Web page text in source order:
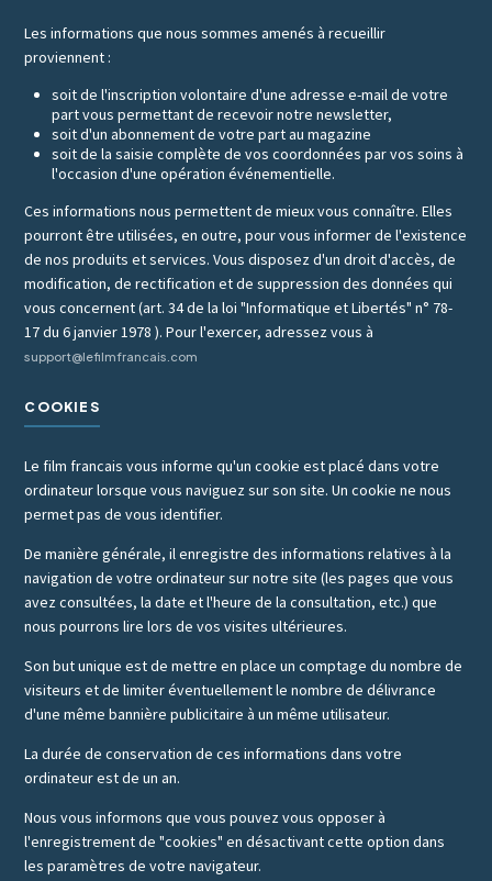
Les informations que nous sommes amenés à recueillir
proviennent :
soit de l'inscription volontaire d'une adresse e-mail de votre
part vous permettant de recevoir notre newsletter,
soit d'un abonnement de votre part au magazine
soit de la saisie complète de vos coordonnées par vos soins à
l'occasion d'une opération événementielle.
Ces informations nous permettent de mieux vous connaître. Elles
pourront être utilisées, en outre, pour vous informer de l'existence
de nos produits et services. Vous disposez d'un droit d'accès, de
modification, de rectification et de suppression des données qui
vous concernent (art. 34 de la loi "Informatique et Libertés" n° 78-
17 du 6 janvier 1978 ). Pour l'exercer, adressez vous à
support@lefilmfrancais.com
COOKIES
Le film francais vous informe qu'un cookie est placé dans votre
ordinateur lorsque vous naviguez sur son site. Un cookie ne nous
permet pas de vous identifier.
De manière générale, il enregistre des informations relatives à la
navigation de votre ordinateur sur notre site (les pages que vous
avez consultées, la date et l'heure de la consultation, etc.) que
nous pourrons lire lors de vos visites ultérieures.
Son but unique est de mettre en place un comptage du nombre de
visiteurs et de limiter éventuellement le nombre de délivrance
d'une même bannière publicitaire à un même utilisateur.
La durée de conservation de ces informations dans votre
ordinateur est de un an.
Nous vous informons que vous pouvez vous opposer à
l'enregistrement de "cookies" en désactivant cette option dans
les paramètres de votre navigateur.